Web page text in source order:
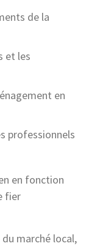
de la
et les
en
professionnels
en fonction
fier
marché local,